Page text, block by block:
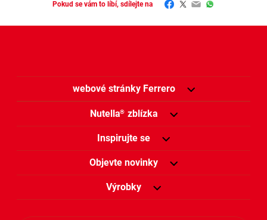
Pokud se vám to líbí, sdílejte na Facebook
Twitter
EmailWhatsApp
webové stránky Ferrero
Nutella® zblízka
Inspirujte se
Objevte novinky
Výrobky